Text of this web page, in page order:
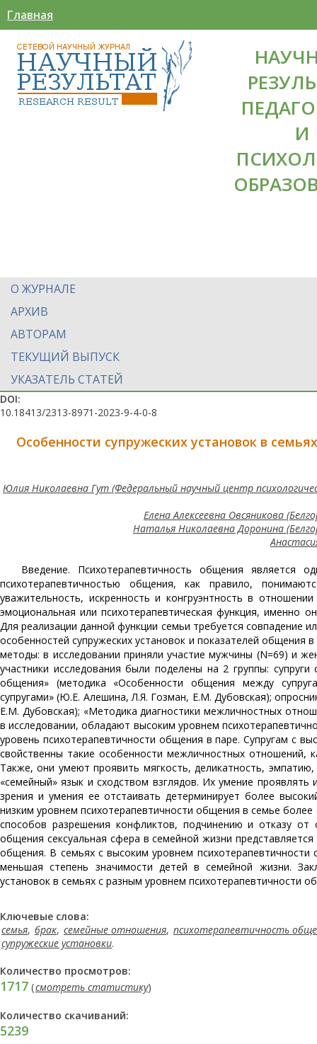
Главная
И
О ЖУРНАЛЕ
АРХИВ
АВТОРАМ
ТЕКУЩИЙ ВЫПУСК
УКАЗАТЕЛЬ СТАТЕЙ
DOI:
10.18413/2313-8971-2023-9-4-0-8
Особенности супружеских установок в
Юлия Николаевна Гут (Федеральный научный центр
Елена Алексеевна Овсяникова
Наталья Николаевна Доронина
Введение. Психотерапевтичность общения является
психотерапевтичностью общения, как правило,
уважительность, искренность и конгруэнтность в
эмоциональная или психотерапевтическая функция, именно
Для реализации данной функции семьи требуется совпадение
особенностей супружеских установок и показателей
методы: в исследовании приняли участие мужчины (N=69) и
участники исследования были поделены на 2 группы:
общения» (методика «Особенности общения между
супругами» (Ю.Е. Алешина, Л.Я. Гозман, Е.М. Дубовская);
Е.М. Дубовская); «Методика диагностики межличностных
в исследовании, обладают высоким уровнем
уровень психотерапевтичности общения в паре. Супругам с
свойственны такие особенности межличностных отношений,
Также, они умеют проявить мягкость, деликатность,
«семейный» язык и сходством взглядов. Их умение
зрения и умения ее отстаивать детерминирует более
низким уровнем психотерапевтичности общения в семье
способов разрешения конфликтов, подчинению и отказу от
общения сексуальная сфера в семейной жизни
общения. В семьях с высоким уровнем
меньшая степень значимости детей в семейной жизни.
установок в семьях с разным уровнем психотерапевтичности
Ключевые слова:
семья, брак, семейные отношения, психотерапевтичность
супружеские установки.
Количество просмотров:
1717 (смотреть статистику)
Количество скачиваний:
5239